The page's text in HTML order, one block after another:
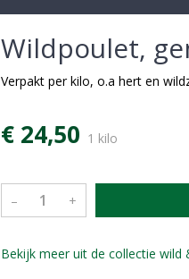
Wildpoulet,
Verpakt per kilo, o.a hert en
€ 24,50 1 kilo
– +
Bekijk meer uit de collectie wild